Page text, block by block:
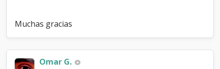
Muchas gracias
Omar G.